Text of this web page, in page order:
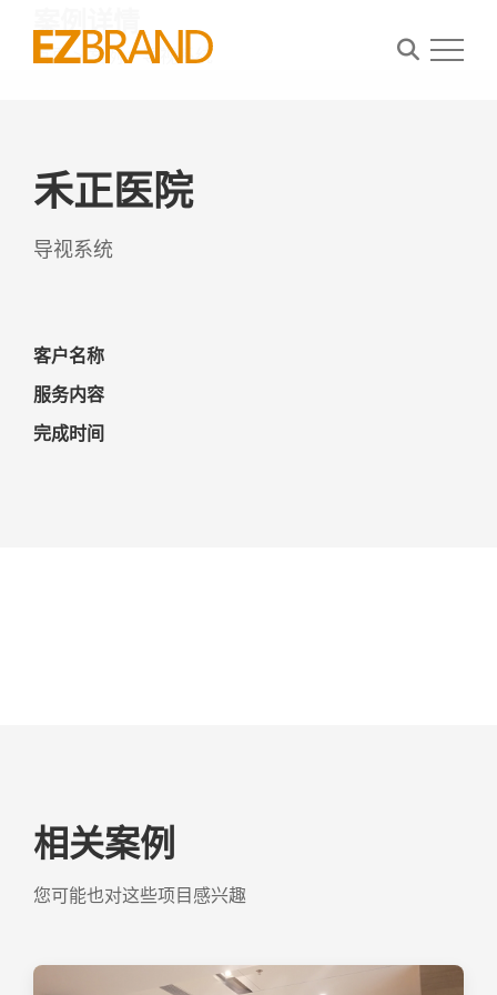
案例详情
首页>案例>导视系统
禾正医院
导视系统
客户名称
服务内容
完成时间
相关案例
您可能也对这些项目感兴趣